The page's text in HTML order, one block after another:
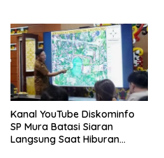
Kanal YouTube Diskominfo
SP Mura Batasi Siaran
Langsung Saat Hiburan